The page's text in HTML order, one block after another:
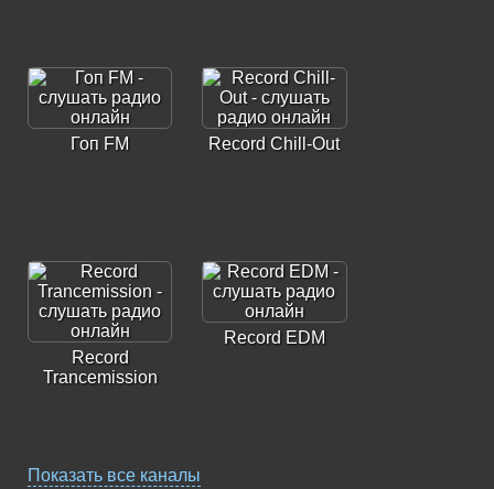
Гоп FM Record Chill-Out
Record
Trancemission
Record EDM
Показать все каналы